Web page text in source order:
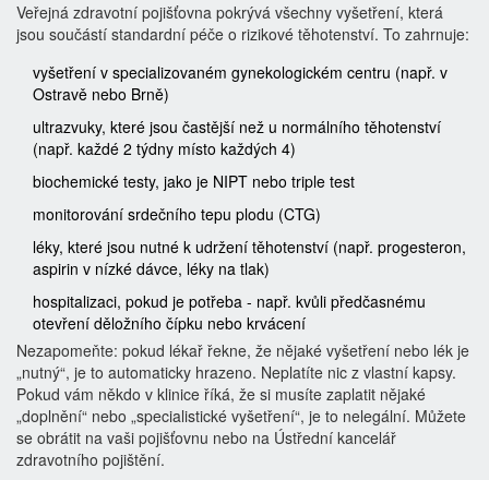
Veřejná zdravotní pojišťovna pokrývá všechny vyšetření, která
jsou součástí standardní péče o rizikové těhotenství. To zahrnuje:
vyšetření v specializovaném gynekologickém centru (např. v
Ostravě nebo Brně)
ultrazvuky, které jsou častější než u normálního těhotenství
(např. každé 2 týdny místo každých 4)
biochemické testy, jako je NIPT nebo triple test
monitorování srdečního tepu plodu (CTG)
léky, které jsou nutné k udržení těhotenství (např. progesteron,
aspirin v nízké dávce, léky na tlak)
hospitalizaci, pokud je potřeba - např. kvůli předčasnému
otevření děložního čípku nebo krvácení
Nezapomeňte: pokud lékař řekne, že nějaké vyšetření nebo lék je
„nutný“, je to automaticky hrazeno. Neplatíte nic z vlastní kapsy.
Pokud vám někdo v klinice říká, že si musíte zaplatit nějaké
„doplnění“ nebo „specialistické vyšetření“, je to nelegální. Můžete
se obrátit na vaši pojišťovnu nebo na Ústřední kancelář
zdravotního pojištění.